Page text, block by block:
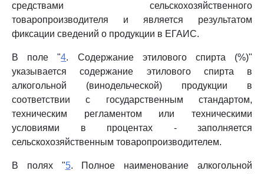
средствами сельскохозяйственного
товаропроизводителя и является результатом
фиксации сведений о продукции в ЕГАИС.
В поле "4. Содержание этилового спирта (%)"
указывается содержание этилового спирта в
алкогольной (винодельческой) продукции в
соответствии с государственным стандартом,
техническим регламентом или техническими
условиями в процентах - заполняется
сельскохозяйственным товаропроизводителем.
В полях "5. Полное наименование алкогольной